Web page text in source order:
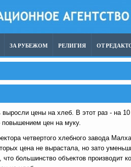
ЗА РУБЕЖОМ РЕЛИГИЯ ОТ
выросли цены на хлеб. В этот раз - на
повышением цен на муку.
четвертого хлебного завода
цена не вырастала, но зато
что большинство объектов производит